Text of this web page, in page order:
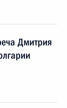
Дмитрия